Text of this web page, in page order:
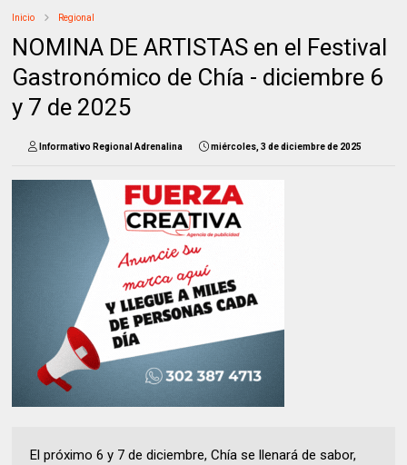
Inicio Regional
NOMINA DE ARTISTAS en el Festival
Gastronómico de Chía - diciembre 6
y 7 de 2025
Informativo Regional Adrenalina miércoles, 3 de diciembre de 2025
El próximo 6 y 7 de diciembre, Chía se llenará de sabor,